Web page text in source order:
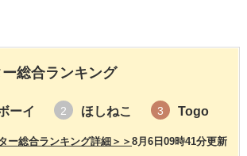
総合ランキング
ーイ 2 ほしねこ 3 Togo
8月6日09時41分更新
ー総合ランキング詳細＞＞